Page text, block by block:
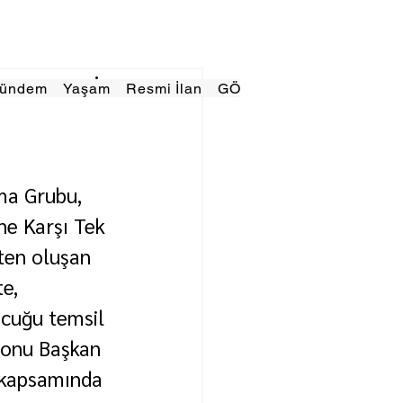
Yaşam Resmi İlan GÖRÜNÜMTV
Grubu,
Karşı Tek
oluşan
temsil
Başkan